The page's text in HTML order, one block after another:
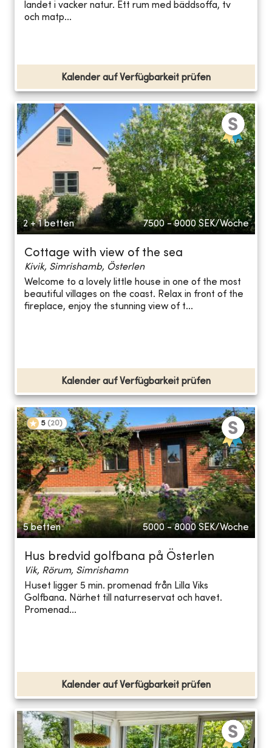
landet i vacker natur. Ett rum med bäddsoffa, tv
och matp...
Kalender auf Verfügbarkeit prüfen
2 + 1 betten 7500 - 9000 SEK/Woche
Cottage with view of the sea
Kivik, Simrishamb, Österlen
Welcome to a lovely little house in one of the most
beautiful villages on the coast. Relax in front of the
fireplace, enjoy the stunning view of t...
Kalender auf Verfügbarkeit prüfen
5 (20)
5 betten 5000 - 8000 SEK/Woche
Hus bredvid golfbana på Österlen
Vik, Rörum, Simrishamn
Huset ligger 5 min. promenad från Lilla Viks
Golfbana. Närhet till naturreservat och havet.
Promenad...
Kalender auf Verfügbarkeit prüfen